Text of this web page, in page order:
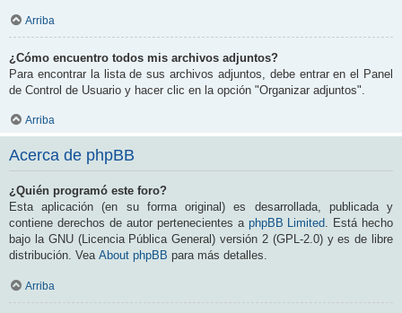
Arriba
¿Cómo encuentro todos mis archivos adjuntos?
Para encontrar la lista de sus archivos adjuntos, debe entrar en el Panel
de Control de Usuario y hacer clic en la opción "Organizar adjuntos".
Arriba
Acerca de phpBB
¿Quién programó este foro?
Esta aplicación (en su forma original) es desarrollada, publicada y
contiene derechos de autor pertenecientes a phpBB Limited. Está hecho
bajo la GNU (Licencia Pública General) versión 2 (GPL-2.0) y es de libre
distribución. Vea About phpBB para más detalles.
Arriba